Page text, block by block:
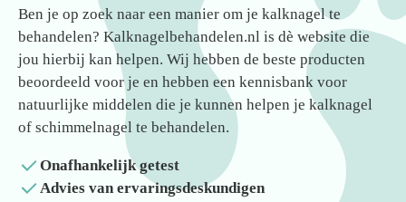
Reviews
Kennisbank
Over ons
Kom van je kalknagels af
Ben je op zoek naar een manier om je kalknagel te
behandelen? Kalknagelbehandelen.nl is dè website die
jou hierbij kan helpen. Wij hebben de beste producten
beoordeeld voor je en hebben een kennisbank voor
natuurlijke middelen die je kunnen helpen je kalknagel
of schimmelnagel te behandelen.
Onafhankelijk getest
Advies van ervaringsdeskundigen